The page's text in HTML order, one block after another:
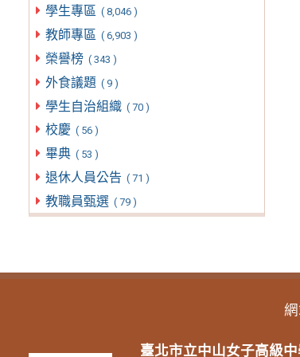
學生專區 ( 8,046 )
教師專區 ( 6,903 )
榮譽榜 ( 343 )
外食議題 ( 9 )
學生自治組織 ( 70 )
校慶 ( 56 )
畢典 ( 53 )
退休人員公告 ( 71 )
教職員甄選 ( 79 )
臺北市立中山女子高級